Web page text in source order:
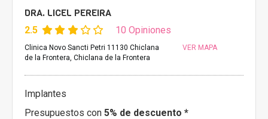
DRA. LICEL PEREIRA
2.5 10 Opiniones
Clinica Novo Sancti Petri 11130 Chiclana
de la Frontera, Chiclana de la Frontera
VER MAPA
Implantes
Presupuestos con 5% de descuento *